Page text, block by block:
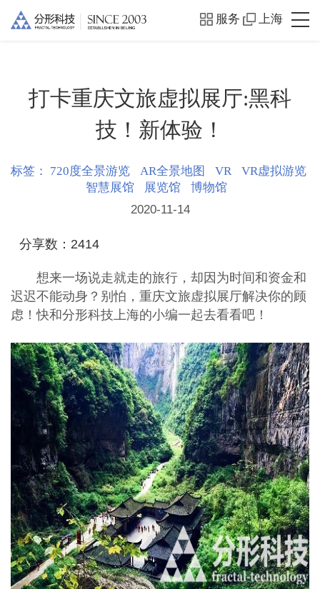
服务 上海
打卡重庆文旅虚拟展厅:黑科
技！新体验！
标签： 720度全景游览 AR全景地图 VR
VR虚拟游览
智慧展馆
展览馆
博物馆
2020-11-14
分享数： 2414
想来一场说走就走的旅行，却因为时间和资金和
迟迟不能动身？别怕，重庆文旅虚拟展厅解决你的顾
虑！快和分形科技上海的小编一起去看看吧！